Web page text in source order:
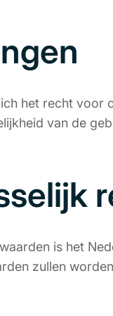
het recht voor
van de
is het
zullen